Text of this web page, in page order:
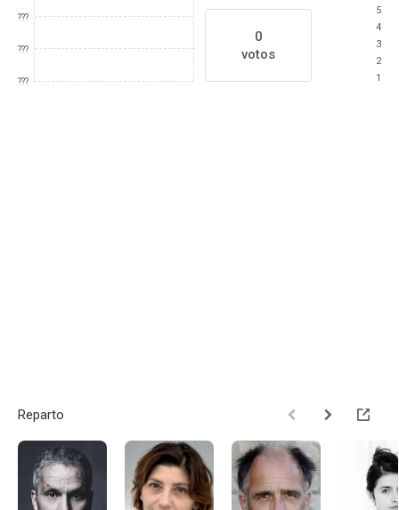
???
???
???
0
votos
5
4
3
2
1
Reparto